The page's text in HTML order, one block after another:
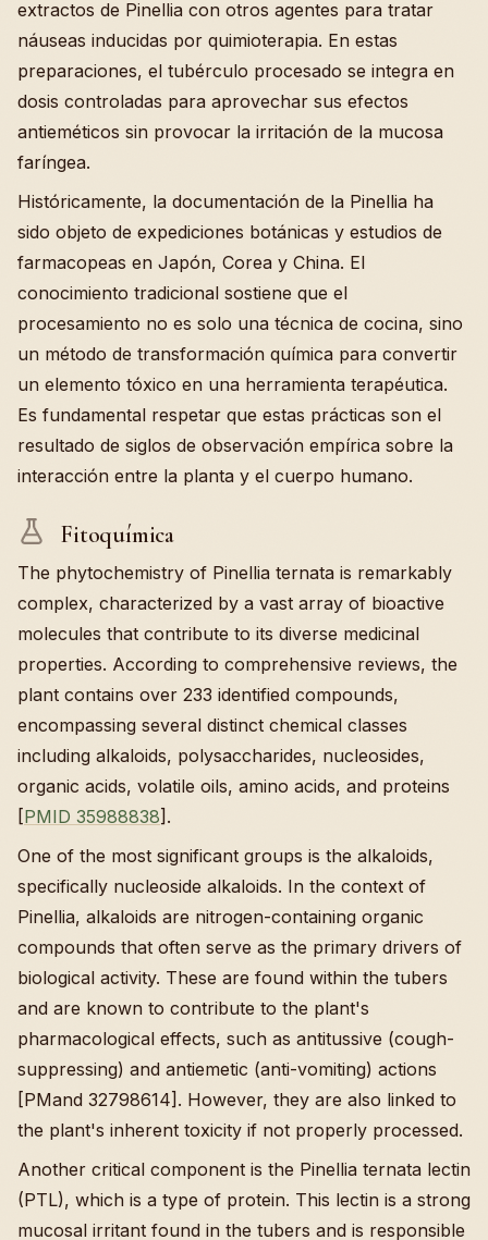
extractos de Pinellia con otros agentes para tratar
náuseas inducidas por quimioterapia. En estas
preparaciones, el tubérculo procesado se integra en
dosis controladas para aprovechar sus efectos
antieméticos sin provocar la irritación de la mucosa
faríngea.
Históricamente, la documentación de la Pinellia ha
sido objeto de expediciones botánicas y estudios de
farmacopeas en Japón, Corea y China. El
conocimiento tradicional sostiene que el
procesamiento no es solo una técnica de cocina, sino
un método de transformación química para convertir
un elemento tóxico en una herramienta terapéutica.
Es fundamental respetar que estas prácticas son el
resultado de siglos de observación empírica sobre la
interacción entre la planta y el cuerpo humano.
Fitoquímica
The phytochemistry of Pinellia ternata is remarkably
complex, characterized by a vast array of bioactive
molecules that contribute to its diverse medicinal
properties. According to comprehensive reviews, the
plant contains over 233 identified compounds,
encompassing several distinct chemical classes
including alkaloids, polysaccharides, nucleosides,
organic acids, volatile oils, amino acids, and proteins
[PMID 35988838].
One of the most significant groups is the alkaloids,
specifically nucleoside alkaloids. In the context of
Pinellia, alkaloids are nitrogen-containing organic
compounds that often serve as the primary drivers of
biological activity. These are found within the tubers
and are known to contribute to the plant's
pharmacological effects, such as antitussive (cough-
suppressing) and antiemetic (anti-vomiting) actions
[PMand 32798614]. However, they are also linked to
the plant's inherent toxicity if not properly processed.
Another critical component is the Pinellia ternata lectin
(PTL), which is a type of protein. This lectin is a strong
mucosal irritant found in the tubers and is responsible